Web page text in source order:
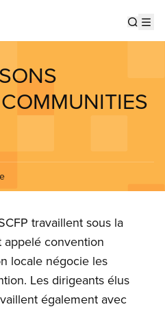
travaillent sous la
convention
locale négocie les
Les dirigeants élus
également avec